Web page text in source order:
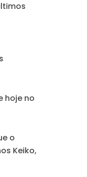
hoje no
o
Keiko,